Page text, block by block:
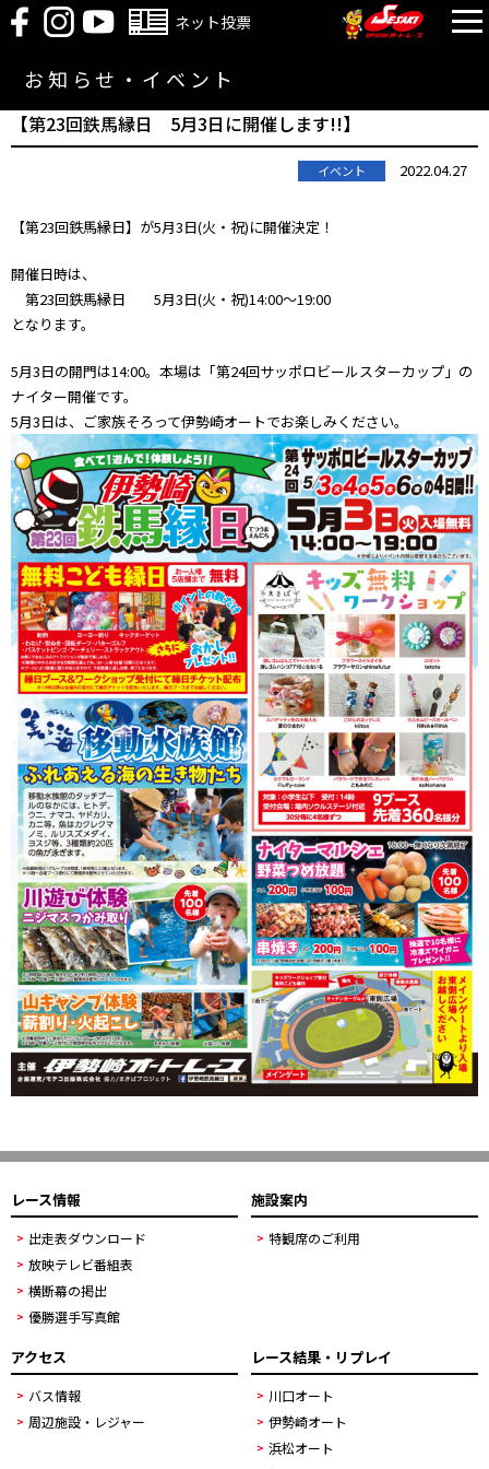
ネット投票
お知らせ・イベント
【第23回鉄馬縁日 5月3日に開催します!!】
イベント 2022.04.27
【第23回鉄馬縁日】が5月3日(火・祝)に開催決定！
開催日時は、
第23回鉄馬縁日 5月3日(火・祝)14:00～19:00
となります。
5月3日の開門は14:00。本場は「第24回サッポロビールスターカップ」の
ナイター開催です。
5月3日は、ご家族そろって伊勢崎オートでお楽しみください。
レース情報
出走表ダウンロード
放映テレビ番組表
横断幕の掲出
優勝選手写真館
施設案内
特観席のご利用
アクセス
バス情報
周辺施設・レジャー
レース結果・リプレイ
川口オート
伊勢崎オート
浜松オート